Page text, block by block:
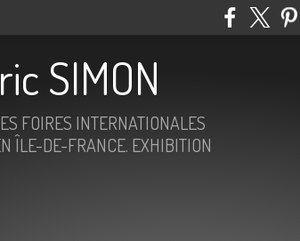
SIMON
FOIRES INTERNATIONALES
ÎLE-DE-FRANCE. EXHIBITION